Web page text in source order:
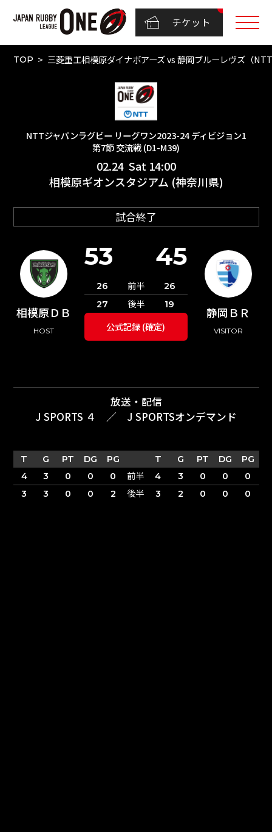
チケット
TOP 三菱重工相模原ダイナボアーズ vs 静岡ブルーレヴズ（
NTTジャパンラグビー リーグワン2023-24 ディビジョン1
第7節 交流戦 (D1-M39)
02.24 Sat 14:00
相模原ギオンスタジアム (神奈川県)
試合終了
相模原ＤＢ
HOST
静岡ＢＲ
VISITOR
53 45
26 前半
26
27
後半 19
公式記録 (確定)
放送・配信
J SPORTS ４
／ J SPORTSオンデマンド
T G PT DG PG T G PT DG
PG
4
3 0 0 0 前半 4 3 0 0
0
3
3 0 0 2 後半 3 2 0 0 0